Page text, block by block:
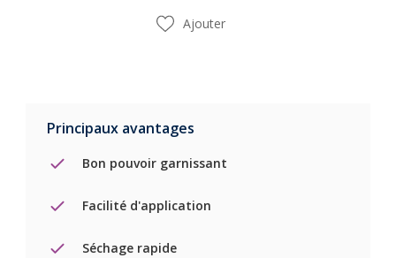
Ajouter
Principaux avantages
Bon pouvoir garnissant
Facilité d'application
Séchage rapide